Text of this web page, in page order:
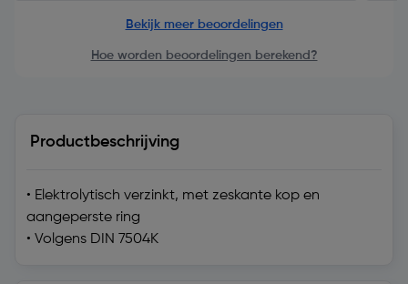
Bekijk meer beoordelingen
Hoe worden beoordelingen berekend?
Productbeschrijving
• Elektrolytisch verzinkt, met zeskante kop en
aangeperste ring
• Volgens DIN 7504K